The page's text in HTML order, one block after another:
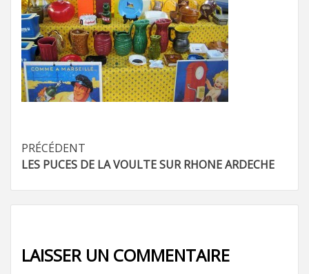
Navigation
d’article
PRÉCÉDENT
LES PUCES DE LA VOULTE SUR RHONE ARDECHE
LAISSER UN COMMENTAIRE